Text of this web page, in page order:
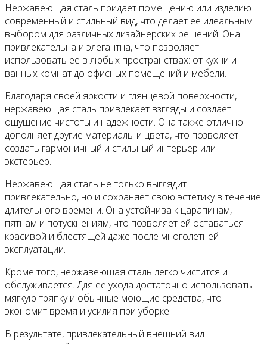
Нержавеющая сталь придает помещению или изделию
современный и стильный вид, что делает ее идеальным
выбором для различных дизайнерских решений. Она
привлекательна и элегантна, что позволяет
использовать ее в любых пространствах: от кухни и
ванных комнат до офисных помещений и мебели.
Благодаря своей яркости и глянцевой поверхности,
нержавеющая сталь привлекает взгляды и создает
ощущение чистоты и надежности. Она также отлично
дополняет другие материалы и цвета, что позволяет
создать гармоничный и стильный интерьер или
экстерьер.
Нержавеющая сталь не только выглядит
привлекательно, но и сохраняет свою эстетику в течение
длительного времени. Она устойчива к царапинам,
пятнам и потускнениям, что позволяет ей оставаться
красивой и блестящей даже после многолетней
эксплуатации.
Кроме того, нержавеющая сталь легко чистится и
обслуживается. Для ее ухода достаточно использовать
мягкую тряпку и обычные моющие средства, что
экономит время и усилия при уборке.
В результате, привлекательный внешний вид